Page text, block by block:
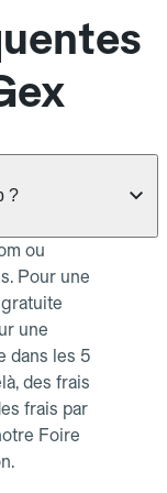
?
ou
Pour une
une
dans les 5
des frais
frais par
Foire